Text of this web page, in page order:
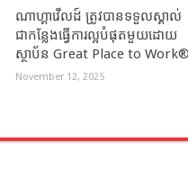
ណាហ្គាវើលដ៍ ត្រូវបានទទួលស្គាល់
ជាកន្លែងធ្វើការល្អបំផុតមួយដោយ
ស្ថាប័ន Great Place to
November 12, 2025